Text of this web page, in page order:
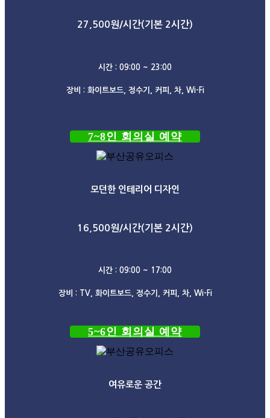
27,500원/시간(기본 2시간)
시간 : 09:00 ~ 23:00
장비 : 화이트보드, 정수기, 커피, 차, Wi-Fi
7~8인 회의실 예약
모던한 인테리어 디자인
16,500원/시간(기본 2시간)
시간 : 09:00 ~ 17:00
장비 : TV, 화이트보드, 정수기, 커피, 차, Wi-Fi
5~6인 회의실 예약
여유로운 공간